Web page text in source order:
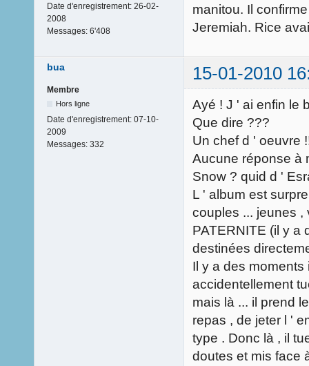
Date d'enregistrement: 26-02-
2008
Messages: 6'408
manitou. Il
Jeremiah. Rice
bua 15-01-2010
Membre
Hors ligne
Date d'enregistrement: 07-10-
2009
Messages: 332
Ayé ! J ' ai enfin le
Que dire ???
Un chef d ' oeuvre
Aucune réponse à
Snow ? quid d '
L ' album est
couples ... jeunes ,
PATERNITE (il y a
destinées
Il y a des
accidentellement
mais là ... il prend
repas , de jeter l '
type . Donc là , il
doutes et mis face